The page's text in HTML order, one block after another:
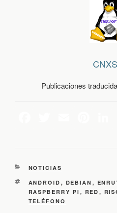
Publicaciones
C
T
E
G
NOTICIAS
E
T
I
ANDROID , DEBIAN ,
RASPBERRY PI , RED ,
TELÉFONO